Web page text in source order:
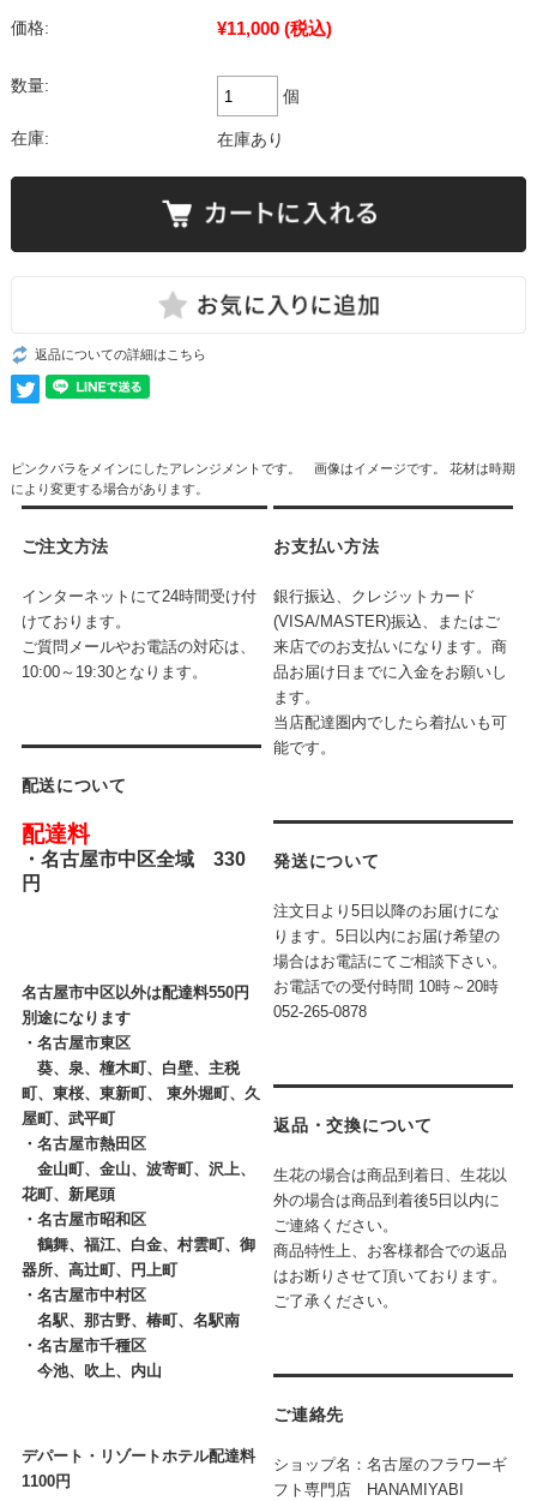
価格: ¥11,000 (税込)
数量:
個
在庫: 在庫あり
返品についての詳細はこちら
ピンクバラをメインにしたアレンジメントです。 画像はイメージです。 花材は時期
により変更する場合があります。
ご注文方法
インターネットにて24時間受け付
けております。
ご質問メールやお電話の対応は、
10:00～19:30となります。
配送について
配達料
・ 名古屋市中区全域 330
円
名古屋市中区以外は配達料550円
別途になります
・ 名古屋市東区
葵、泉、橦木町、白壁、主税
町、東桜、東新町、 東外堀町、久
屋町、武平町
・ 名古屋市熱田区
金山町、金山、波寄町、沢上、
花町、新尾頭
・ 名古屋市昭和区
鶴舞、福江、白金、村雲町、御
器所、高辻町、円上町
・ 名古屋市中村区
名駅、那古野、椿町、名駅南
・ 名古屋市千種区
今池、吹上、内山
デパート・リゾートホテル配達料
1100円
お支払い方法
銀行振込、クレジットカード
(VISA/MASTER)振込、またはご
来店でのお支払いになります。商
品お届け日までに入金をお願いし
ます。
当店配達圏内でしたら着払いも可
能です。
発送について
注文日より5日以降のお届けにな
ります。5日以内にお届け希望の
場合はお電話にてご相談下さい。
お電話での受付時間 10時～20時
052-265-0878
返品・交換について
生花の場合は商品到着日、生花以
外の場合は商品到着後5日以内に
ご連絡ください。
商品特性上、お客様都合での返品
はお断りさせて頂いております。
ご了承ください。
ご連絡先
ショップ名：名古屋のフラワーギ
フト専門店 HANAMIYABI